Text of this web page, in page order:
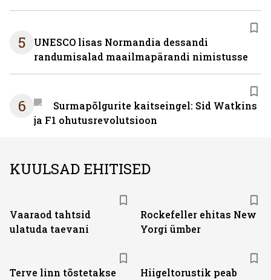
5
UNESCO lisas Normandia dessandi
randumisalad maailmapärandi nimistusse
6
Surmapõlgurite kaitseingel: Sid Watkins
ja F1 ohutusrevolutsioon
KUULSAD EHITISED
Vaaraod tahtsid
ulatuda taevani
Rockefeller ehitas New
Yorgi ümber
Terve linn tõstetakse
Hiigeltorustik peab